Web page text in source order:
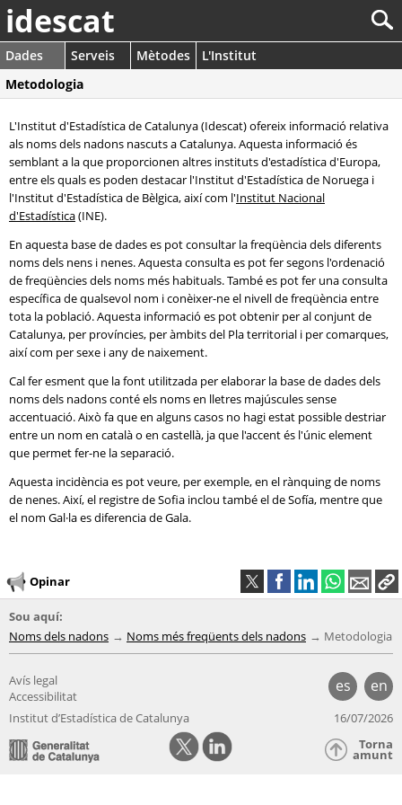
idescat
Dades Serveis Mètodes
L'Institut
Metodologia
L'Institut d'Estadística de Catalunya (Idescat) ofereix informació relativa
als noms dels nadons nascuts a Catalunya. Aquesta informació és
semblant a la que proporcionen altres instituts d'estadística d'Europa,
entre els quals es poden destacar l'Institut d'Estadística de Noruega i
l'Institut d'Estadística de Bèlgica, així com l'Institut Nacional
d'Estadística(INE).
En aquesta base de dades es pot consultar la freqüència dels diferents
noms dels nens i nenes. Aquesta consulta es pot fer segons l'ordenació
de freqüències dels noms més habituals. També es pot fer una consulta
específica de qualsevol nom i conèixer-ne el nivell de freqüència entre
tota la població. Aquesta informació es pot obtenir per al conjunt de
Catalunya, per províncies, per àmbits del Pla territorial i per comarques,
així com per sexe i any de naixement.
Cal fer esment que la font utilitzada per elaborar la base de dades dels
noms dels nadons conté els noms en lletres majúscules sense
accentuació. Això fa que en alguns casos no hagi estat possible destriar
entre un nom en català o en castellà, ja que l'accent és l'únic element
que permet fer-ne la separació.
Aquesta incidència es pot veure, per exemple, en el rànquing de noms
de nenes. Així, el registre de Sofia inclou també el de Sofía, mentre que
el nom Gal·la es diferencia de Gala.
Opinar
Sou aquí:
Noms dels nadons
Noms més freqüents dels nadons Metodologia
es en
Avís legal
Accessibilitat
Institut d’Estadística de Catalunya
16/07/2026
Torna
amunt